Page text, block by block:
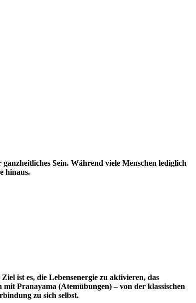
Sein. Während viele Menschen lediglich
hinaus.
ist es, die Lebensenergie zu aktivieren, das
Pranayama (Atemübungen) – von der klassischen
zu sich selbst.